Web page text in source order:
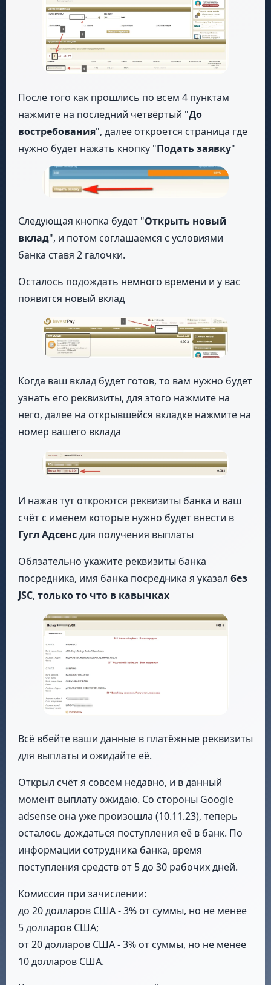
После того как прошлись по всем 4 пунктам
нажмите на последний четвёртый "До
востребования", далее откроется страница где
нужно будет нажать кнопку "Подать заявку"
Следующая кнопка будет "Открыть новый
вклад", и потом соглашаемся с условиями
банка ставя 2 галочки.
Осталось подождать немного времени и у вас
появится новый вклад
Когда ваш вклад будет готов, то вам нужно будет
узнать его реквизиты, для этого нажмите на
него, далее на открывшейся вкладке нажмите на
номер вашего вклада
И нажав тут откроются реквизиты банка и ваш
счёт с именем которые нужно будет внести в
Гугл Адсенсдля получения выплаты
Обязательно укажите реквизиты банка
посредника, имя банка посредника я указал без
JSC, только то что в кавычках
Всё вбейте ваши данные в платёжные реквизиты
для выплаты и ожидайте её.
Открыл счёт я совсем недавно, и в данный
момент выплату ожидаю. Со стороны Google
adsense она уже произошла (10.11.23), теперь
осталось дождаться поступления её в банк. По
информации сотрудника банка, время
поступления средств от 5 до 30 рабочих дней.
Комиссия при зачислении:
до 20 долларов США - 3% от суммы, но не менее
5 долларов США;
от 20 долларов США - 3% от суммы, но не менее
10 долларов США.